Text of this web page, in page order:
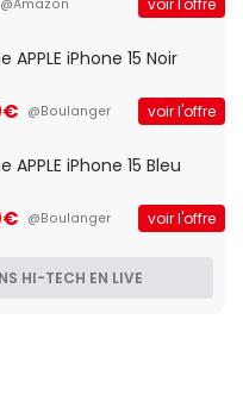
@Amazon voir l'offre
iPhone 15 Noir
@Boulanger voir l'offre
iPhone 15 Bleu
@Boulanger voir l'offre
HI-TECH EN LIVE